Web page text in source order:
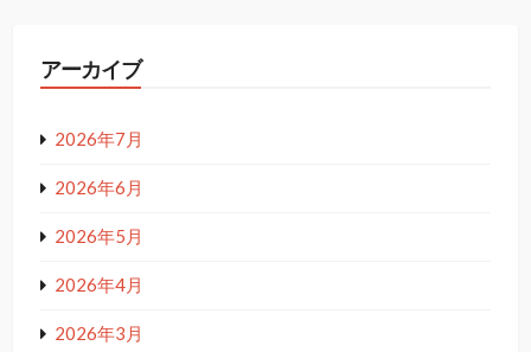
アーカイブ
2026年7月
2026年6月
2026年5月
2026年4月
2026年3月